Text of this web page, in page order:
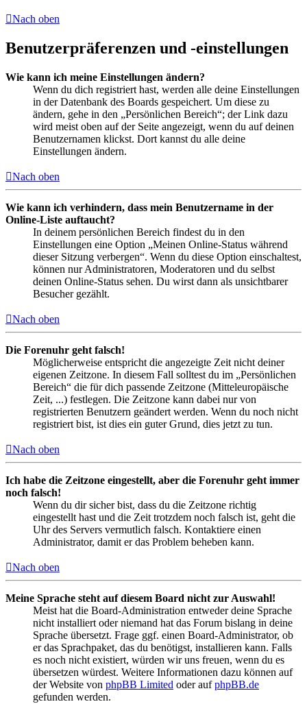
Nach oben
Benutzerpräferenzen und -einstellungen
Wie kann ich meine Einstellungen ändern?
Wenn du dich registriert hast, werden alle deine Einstellungen
in der Datenbank des Boards gespeichert. Um diese zu
ändern, gehe in den „Persönlichen Bereich“; der Link dazu
wird meist oben auf der Seite angezeigt, wenn du auf deinen
Benutzernamen klickst. Dort kannst du alle deine
Einstellungen ändern.
Nach oben
Wie kann ich verhindern, dass mein Benutzername in der
Online-Liste auftaucht?
In deinem persönlichen Bereich findest du in den
Einstellungen eine Option „Meinen Online-Status während
dieser Sitzung verbergen“. Wenn du diese Option einschaltest,
können nur Administratoren, Moderatoren und du selbst
deinen Online-Status sehen. Du wirst dann als unsichtbarer
Besucher gezählt.
Nach oben
Die Forenuhr geht falsch!
Möglicherweise entspricht die angezeigte Zeit nicht deiner
eigenen Zeitzone. In diesem Fall solltest du im „Persönlichen
Bereich“ die für dich passende Zeitzone (Mitteleuropäische
Zeit, ...) festlegen. Die Zeitzone kann dabei nur von
registrierten Benutzern geändert werden. Wenn du noch nicht
registriert bist, ist dies ein guter Grund, dies jetzt zu tun.
Nach oben
Ich habe die Zeitzone eingestellt, aber die Forenuhr geht immer
noch falsch!
Wenn du dir sicher bist, dass du die Zeitzone richtig
eingestellt hast und die Zeit trotzdem noch falsch ist, geht die
Uhr des Servers vermutlich falsch. Kontaktiere einen
Administrator, damit er das Problem beheben kann.
Nach oben
Meine Sprache steht auf diesem Board nicht zur Auswahl!
Meist hat die Board-Administration entweder deine Sprache
nicht installiert oder niemand hat das Forum bislang in deine
Sprache übersetzt. Frage ggf. einen Board-Administrator, ob
er das Sprachpaket, das du benötigst, installieren kann. Falls
es noch nicht existiert, würden wir uns freuen, wenn du es
übersetzen würdest. Weitere Informationen dazu können auf
der Website von phpBB Limited oder aufphpBB.de
gefunden werden.